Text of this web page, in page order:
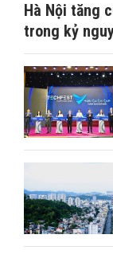
Hà Nội tăng
trong kỷ